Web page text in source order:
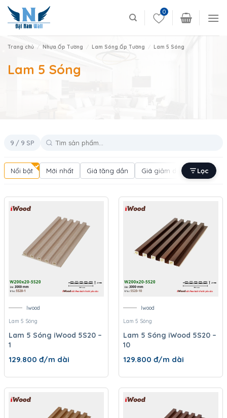
Skip
content
0
Trang chủ / Nhựa Ốp Tường / Lam Sóng Ốp Tường / Lam 5 Sóng
Lam 5 Sóng
9 / 9 SP
Nổi bật Mới nhất Giá tăng dần Giá giảm dần Bán
Lọc
Iwood
Lam 5 Sóng
Lam 5 Sóng iWood 5S20 –
1
129.800 đ/m dài
Iwood
Lam 5 Sóng
Lam 5 Sóng iWood 5S20 –
10
129.800 đ/m dài